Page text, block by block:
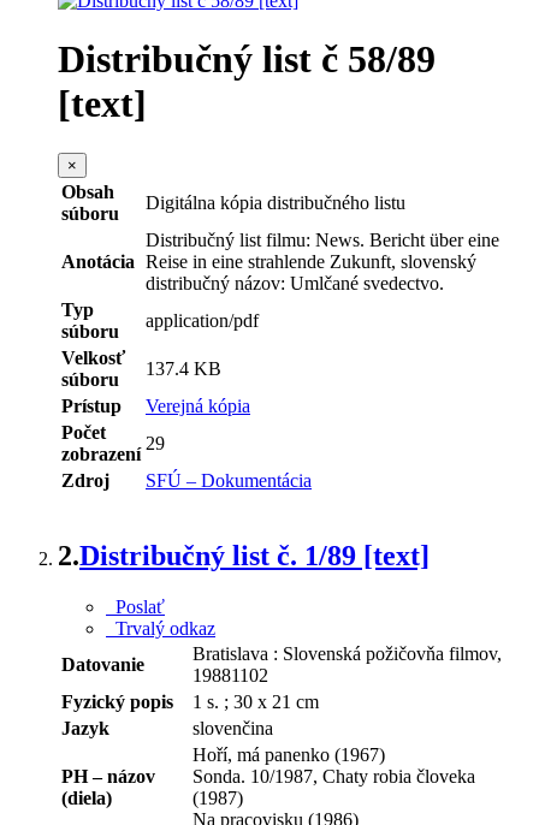
Distribučný list č 58/89
[text]
×
Obsah
súboru
Digitálna kópia distribučného listu
Anotácia
Distribučný list filmu: News. Bericht über eine
Reise in eine strahlende Zukunft, slovenský
distribučný názov: Umlčané svedectvo.
Typ
súboru
application/pdf
Velkosť
súboru
137.4 KB
Prístup
Verejná kópia
Počet
zobrazení
29
Zdroj
SFÚ – Dokumentácia
2.Distribučný list č. 1/89 [text]
Poslať
Trvalý odkaz
Datovanie
Bratislava : Slovenská požičovňa filmov,
19881102
Fyzický popis
1 s. ; 30 x 21 cm
Jazyk
slovenčina
PH – názov
(diela)
Hoří, má panenko (1967)
Sonda. 10/1987, Chaty robia človeka
(1987)
Na pracovisku (1986)